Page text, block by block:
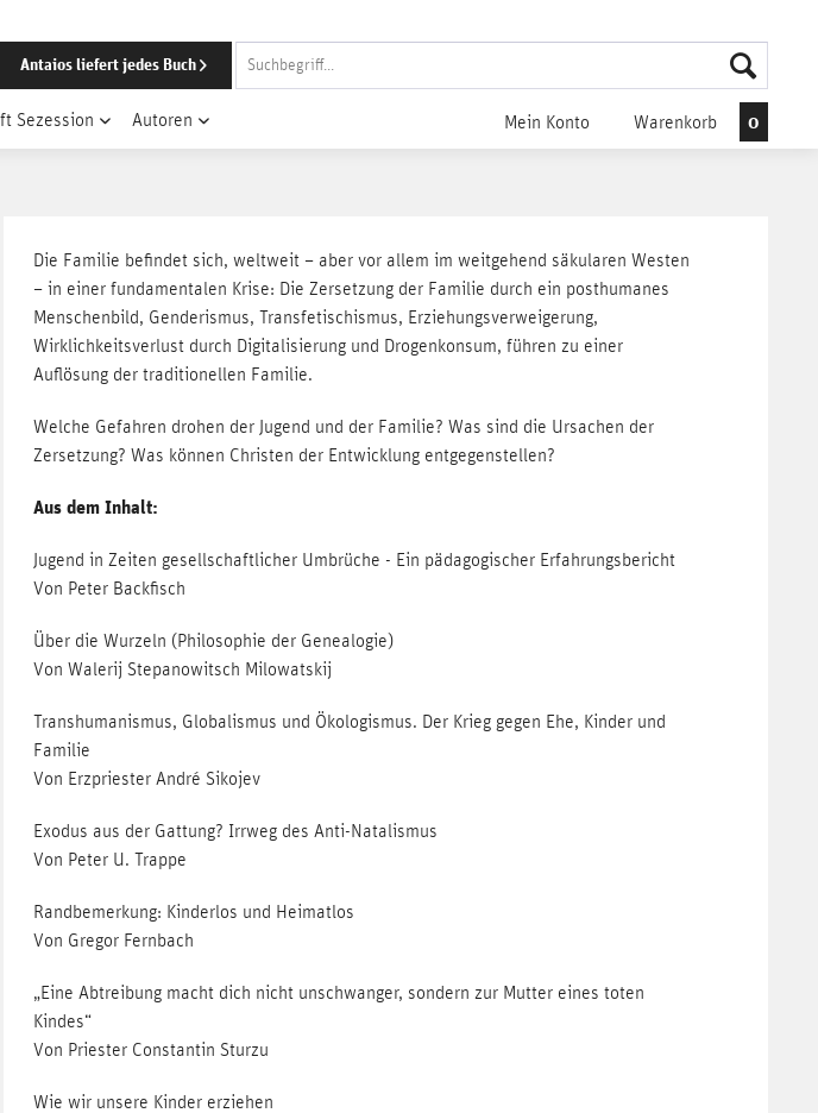
Antaios liefert jedes Buch
Sezession Autoren Mein Konto Warenkorb 0
Die Familie befindet sich, weltweit – aber vor allem im weitgehend säkularen Westen
– in einer fundamentalen Krise: Die Zersetzung der Familie durch ein posthumanes
Menschenbild, Genderismus, Transfetischismus, Erziehungsverweigerung,
Wirklichkeitsverlust durch Digitalisierung und Drogenkonsum, führen zu einer
Auflösung der traditionellen Familie.
Welche Gefahren drohen der Jugend und der Familie? Was sind die Ursachen der
Zersetzung? Was können Christen der Entwicklung entgegenstellen?
Aus dem Inhalt:
Jugend in Zeiten gesellschaftlicher Umbrüche - Ein pädagogischer Erfahrungsbericht
Von Peter Backfisch
Über die Wurzeln (Philosophie der Genealogie)
Von Walerij Stepanowitsch Milowatskij
Transhumanismus, Globalismus und Ökologismus. Der Krieg gegen Ehe, Kinder und
Familie
Von Erzpriester André Sikojev
Exodus aus der Gattung? Irrweg des Anti-Natalismus
Von Peter U. Trappe
Randbemerkung: Kinderlos und Heimatlos
Von Gregor Fernbach
„Eine Abtreibung macht dich nicht unschwanger, sondern zur Mutter eines toten
Kindes“
Von Priester Constantin Sturzu
Wie wir unsere Kinder erziehen